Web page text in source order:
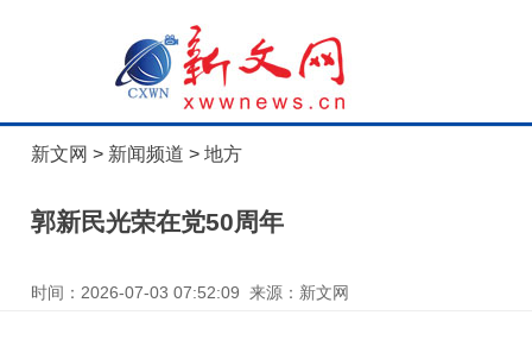
新文网 > 新闻频道 >地方
郭新民光荣在党50周年
时间：2026-07-03 07:52:09 来源：新文网